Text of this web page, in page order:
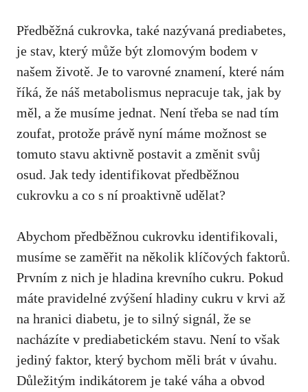
Předběžná cukrovka, také nazývaná prediabetes,
⁣je stav, ⁣který může být zlomovým‍ bodem v
našem životě. Je to varovné znamení, které nám⁢
říká, že ​náš metabolismus nepracuje tak, jak by
měl, a​ že musíme‍ jednat. Není třeba se nad​ tím ​
zoufat, protože⁤ právě nyní máme možnost se
⁢tomuto⁢ stavu aktivně postavit a změnit svůj
‍osud.‌ Jak tedy⁤ identifikovat předběžnou⁢
cukrovku a co s‌ ní proaktivně ​udělat?‌
Abychom ‍předběžnou cukrovku identifikovali,
musíme se zaměřit na několik klíčových faktorů.
‍Prvním z⁤ nich ⁣je hladina ⁤krevního cukru. Pokud
máte pravidelné zvýšení hladiny⁢ cukru v‍ krvi až
na hranici diabetu, ​je to⁤ silný signál,⁢ že se​
nacházíte v ⁢prediabetickém stavu. Není to však
jediný faktor, který bychom měli brát v úvahu.‌
Důležitým indikátorem je také váha a obvod